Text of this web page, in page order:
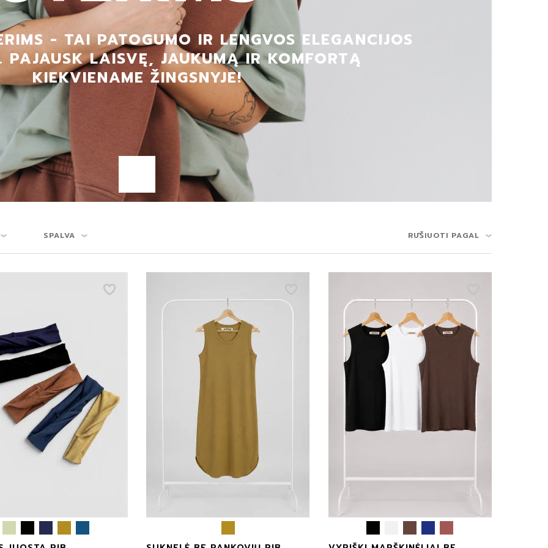
- TAI PATOGUMO IR LENGVOS ELEGANCIJOS
PAJAUSK LAISVĘ, JAUKUMĄ IR KOMFORTĄ
KIEKVIENAME ŽINGSNYJE!
SPALVA RŪŠIUOTI PAGAL
Pigiausi viršuje
Naujausi viršuje
Didžiausios nuolaidos
viršuje
Populiariausi viršuje